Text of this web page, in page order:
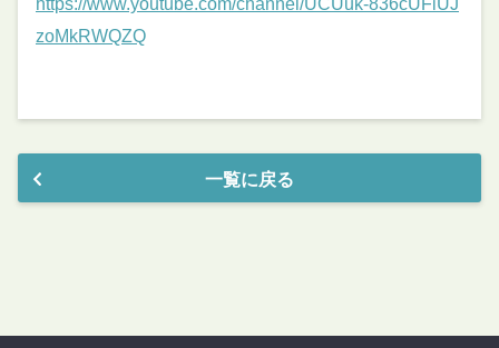
https://www.youtube.com/channel/UCUuk-836cUFiUJ
zoMkRWQZQ
一覧に戻る